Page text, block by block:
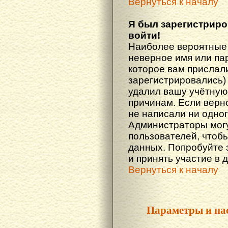
Я был
войти!
Наиболее
неверное имя или
которое вам
удалил вашу
причинам. Если
не написали ни
Администраторы
пользователей,
данных. Попробуйте
и принять участие в
Вернуться к началу
Параметры и